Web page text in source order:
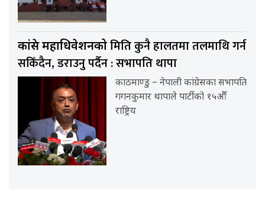
कांग्रेस महाधिवेशनकोमिति कुनै हालतमा तलमाथि गर्न
सकिँदैन, डराउनु पर्दैन : सभापति थापा
काठमाण्डु – नेपाली कांग्रेसका सभापति
गगनकुमार थापाले पार्टीको १५औँ
राष्ट्रिय